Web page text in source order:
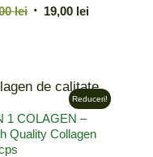
lei Prețul
35,00 lei.
19,00 leiPrețul
1 COLAGEN –
Quality Collagen
Reduceri!